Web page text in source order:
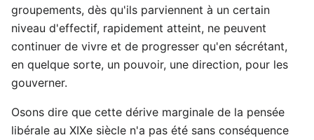
groupements, dès qu'ils parviennent à un certain
niveau d'effectif, rapidement atteint, ne peuvent
continuer de vivre et de progresser qu'en sécrétant,
en quelque sorte, un pouvoir, une direction, pour les
gouverner.
Osons dire que cette dérive marginale de la pensée
libérale au XIXe siècle n'a pas été sans conséquence